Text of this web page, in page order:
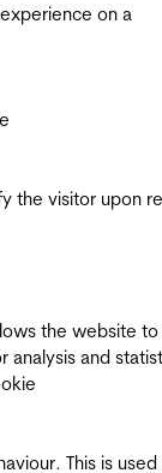
on a
the visitor upon
the website to
analysis and
This is